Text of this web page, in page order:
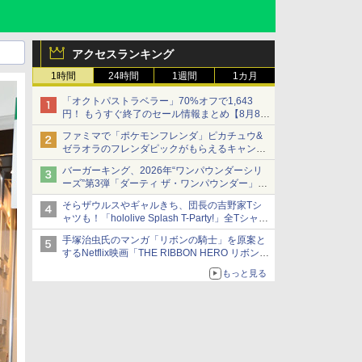
アクセスランキング
1時間 24時間 1週間 1カ月
「オクトパストラベラー」70%オフで1,643
円！ もうすぐ終了のセール情報まとめ【8月8日
更新】
ニンテンドーeショップでは「大神 絶景版」が
67%オフで990円
ファミマで「ポケモンフレンダ」ピカチュウ&
ゼラオラのフレンダピックがもらえるキャンペ
ーン開催！
バーガーキング、2026年“ワンパウンダーシリ
ーズ”第3弾「ダーティ ザ・ワンパウンダー」を
8月7日発売
「特製ガーリックマヨソース」を使用した超大
型チーズバーガー
そらザウルスやギャルきち、団長の吉野家Tシ
ャツも！「hololive Splash T-Party!」全Tシャツ
ラインナップ公開＆オンライン販売開始
手塚治虫氏のマンガ「リボンの騎士」を原案と
するNetflix映画「THE RIBBON HERO リボンヒ
もっと見る